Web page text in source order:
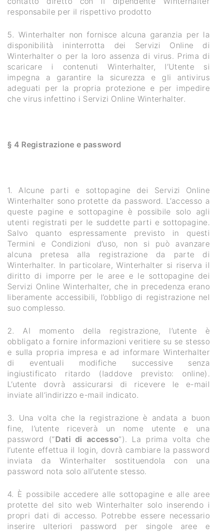
responsabile per il rispettivo prodotto
5. Winterhalter non fornisce alcuna garanzia per la
disponibilità ininterrotta dei Servizi Online di
Winterhalter o per la loro assenza di virus. Prima di
scaricare i contenuti Winterhalter, l’Utente si
impegna a garantire la sicurezza e gli antivirus
adeguati per la propria protezione e per impedire
che virus infettino i Servizi Online Winterhalter.
§ 4 Registrazione e password
1. Alcune parti e sottopagine dei Servizi Online
Winterhalter sono protette da password. L’accesso a
queste pagine e sottopagine è possibile solo agli
utenti registrati per le suddette parti e sottopagine.
Salvo quanto espressamente previsto in questi
Termini e Condizioni d’uso, non si può avanzare
alcuna pretesa alla registrazione da parte di
Winterhalter. In particolare, Winterhalter si riserva il
diritto di imporre per le aree e le sottopagine dei
Servizi Online Winterhalter, che in precedenza erano
liberamente accessibili, l’obbligo di registrazione nel
suo complesso.
2. Al momento della registrazione, l’utente è
obbligato a fornire informazioni veritiere su se stesso
e sulla propria impresa e ad informare Winterhalter
di eventuali modifiche successive senza
ingiustificato ritardo (laddove previsto: online).
L’utente dovrà assicurarsi di ricevere le e-mail
inviate all’indirizzo e-mail indicato.
3. Una volta che la registrazione è andata a buon
fine, l’utente riceverà un nome utente e una
password (“Dati di accesso”). La prima volta che
l’utente effettua il login, dovrà cambiare la password
inviata da Winterhalter sostituendola con una
password nota solo all’utente stesso.
4. È possibile accedere alle sottopagine e alle aree
protette del sito web Winterhalter solo inserendo i
propri dati di accesso. Potrebbe essere necessario
inserire ulteriori password per singole aree e